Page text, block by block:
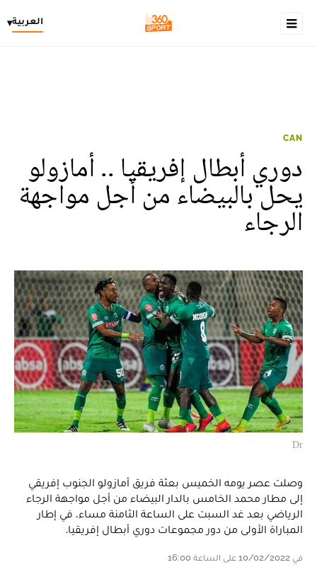
العربية▾
CAN
دوري أبطال إفريقيا .. أمازولو
يحل بالبيضاء من أجل مواجهة
الرجاء
Dr
وصلت عصر يومه الخميس بعثة فريق أمازولو الجنوب إفريقي
إلى مطار محمد الخامس بالدار البيضاء من أجل مواجهة الرجاء
الرياضي بعد غد السبت على الساعة الثامنة مساء، في إطار
المباراة الأولى من دور مجموعات دوري أبطال إفريقيا.
في 10/02/2022 على الساعة 16:00